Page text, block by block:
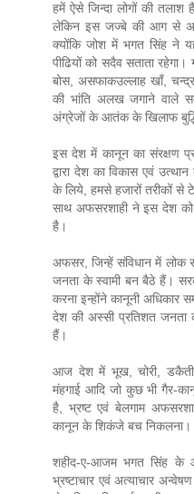
हमें ऐसे जिन्दा लोगों की
लेकिन इस जज्बे की आग से
क्योंकि जोश में भगत सिंह ने
पीढियों को सदैव सताता
बोस, असफाकउल्लाह खाँ,
की भांति अलख जगाने वाले
अंग्रेजों के आतंक के खिलाफ
इस देश में कानून का संरक्षण
द्वारा देश का विकास एवं
के लिये, हमसे हजारों तरीकों से
साथ अफसरशाही ने इस देश को
है।
अफसर, जिन्हें संविधान में
जनता के स्वामी बन बैठे हैं।
करना इन्होंने कानूनी अधिकार
देश की अस्सी प्रतिशत जनता
हैं।
आज देश में भूख, चोरी, डकैती,
मंहगाई आदि जो कुछ भी गैर-
है, भ्रष्ट एवं बेलगाम
कानून के शिकंजे बच निकलना।
शहीद-ए-आजम भगत सिंह के
भ्रष्टाचार एवं अत्याचार